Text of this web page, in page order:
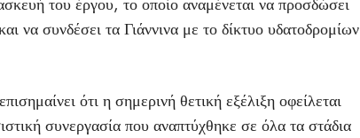
να συνδέσει τα Γιάννινα με το δίκτυο υδατοδρομίων
ότι η σημερινή θετική εξέλιξη οφείλεται
συνεργασία που αναπτύχθηκε σε όλα τα στάδια